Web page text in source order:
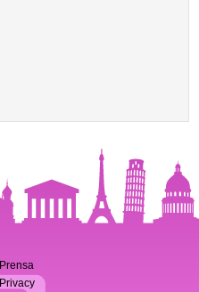
Prensa
Privacy